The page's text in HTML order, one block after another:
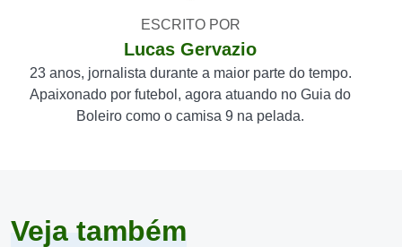
ESCRITO POR
Lucas Gervazio
23 anos, jornalista durante a maior parte do tempo.
Apaixonado por futebol, agora atuando no Guia do
Boleiro como o camisa 9 na pelada.
Veja também